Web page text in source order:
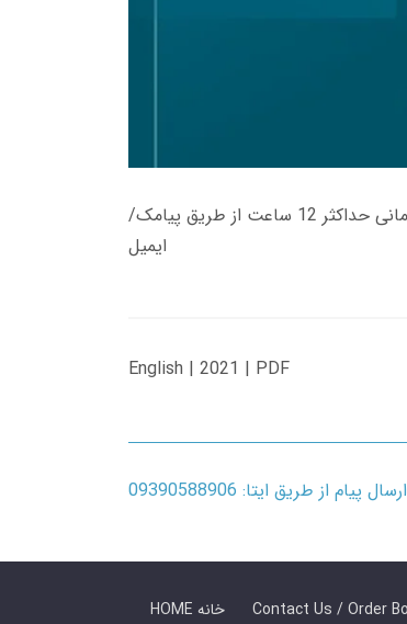
زمان تحویل کتاب های 600 هزار تومانی دانلود فوری از حساب کاربری می باشد، و زمان تحویل لینک دانلود کتاب های 500 هزار تومانی حداکثر 12 ساعت از طریق پیامک/
ایمیل
English | 2021 | PDF
ارسال پیام از طریق ایتا: 09390588906
HOME خانه